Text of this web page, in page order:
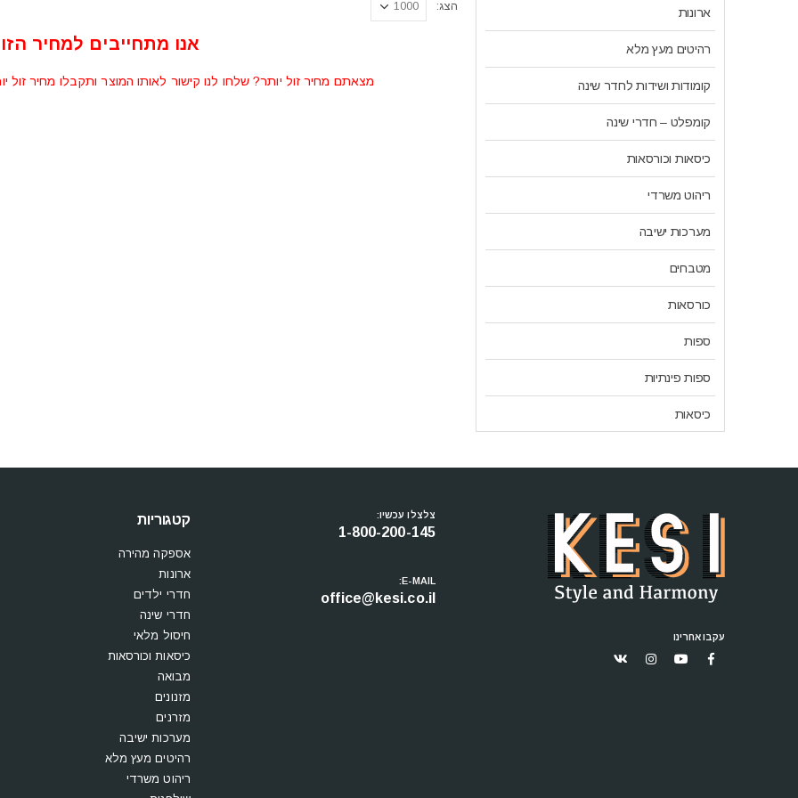
הצג:
אנו מתחייבים למחיר
מצאתם מחיר זול יותר? שלחו לנו קישור לאותו המוצר ותקבלו מחיר זול
ארונות
רהיטים מעץ מלא
קומודות ושידות לחדר שינה
קומפלט – חדרי שינה
כיסאות וכורסאות
ריהוט משרדי
מערכות ישיבה
מטבחים
כורסאות
ספות
ספות פינתיות
כיסאות
עקבו אחרינו
צלצלו עכשיו:
1-800-200-145
E-MAIL:
office@kesi.co.il
קטגוריות
אספקה מהירה
ארונות
חדרי ילדים
חדרי שינה
חיסול מלאי
כיסאות וכורסאות
מבואה
מזנונים
מזרנים
מערכות ישיבה
רהיטים מעץ מלא
ריהוט משרדי